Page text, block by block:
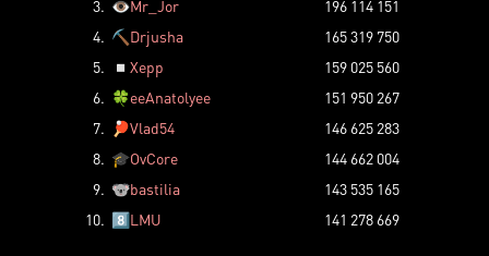
3. 👁️Mr_Jor
196 114 151
4. ⛏️ Drjusha
165 319 750
5.
◽ Xepp
159 025 560
6. 🍀eeAnatolyee
151 950 267
7.
🏓Vlad54
146 625 283
8. 🎓OvCore
144 662 004
9. 🐨bastilia
143 535 165
10. 8️⃣LMU 141 278 669